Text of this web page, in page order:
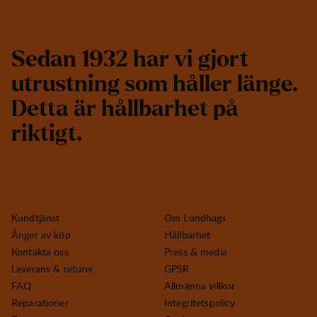
Sedan 1932 har vi gjort
utrustning som håller länge.
Detta är hållbarhet på
riktigt.
Kundtjänst
Ånger av köp
Kontakta oss
Leverans & returer
FAQ
Reparationer
Om Lundhags
Hållbarhet
Press & media
GPSR
Allmänna villkor
Integritetspolicy